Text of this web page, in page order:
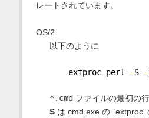
レートされています。
OS/2
以下のように
extproc perl -S -
*.cmd ファイルの最初の
Sは cmd.exe の `extproc'